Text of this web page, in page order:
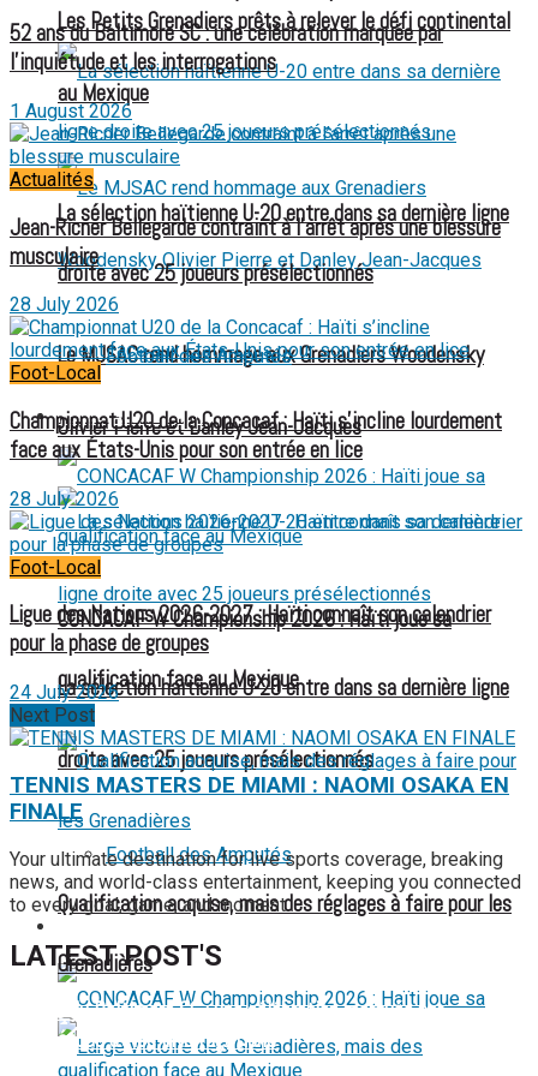
Les Petits Grenadiers prêts à relever le défi continental
au Mexique
Le MJSAC rend hommage aux Grenadiers Woodensky
Olivier Pierre et Danley Jean-Jacques
La sélection haïtienne U-20 entre dans sa dernière ligne
droite avec 25 joueurs présélectionnés
Football des Amputés
La sélection haïtienne U-20 entre dans sa dernière ligne
droite avec 25 joueurs présélectionnés
Football des Amputés
FOOTBALL FÉMININ
CONCACAF W Championship 2026 : Haïti joue sa
qualification face au Mexique
Qualification acquise, mais des réglages à faire pour les
Grenadières
52 ans du Baltimore SC : une célébration marquée par
l’inquiétude et les interrogations
1 August 2026
Actualités
Jean-Ricner Bellegarde contraint à l’arrêt après une blessure
musculaire
28 July 2026
Foot-Local
Championnat U20 de la Concacaf : Haïti s’incline lourdement
face aux États-Unis pour son entrée en lice
28 July 2026
Foot-Local
Ligue des Nations 2026-2027 : Haïti connaît son calendrier
pour la phase de groupes
24 July 2026
Next Post
TENNIS MASTERS DE MIAMI : NAOMI OSAKA EN
FINALE
Your ultimate destination for live sports coverage, breaking
news, and world-class entertainment, keeping you connected
to every goal, game, and moment.
LATEST POST'S
52 ans du Baltimore SC : une célébration marquée par
l’inquiétude et les interrogations